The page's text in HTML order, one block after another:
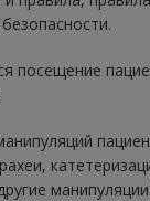
посещение